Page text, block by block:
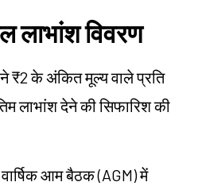
लाभांश विवरण
₹2 के अंकित मूल्य वाले प्रति
लाभांश देने की सिफारिश की
आम बैठक (AGM) में